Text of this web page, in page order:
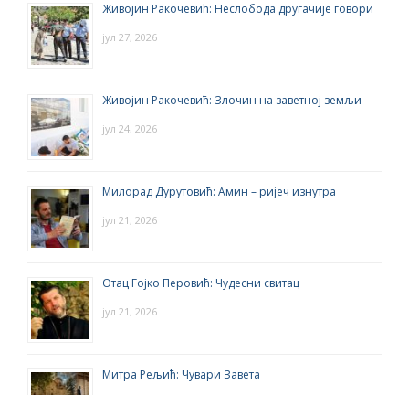
Живојин Ракочевић: Неслобода другачије говори
јул 27, 2026
Живојин Ракочевић: Злочин на заветној земљи
јул 24, 2026
Милорад Дурутовић: Амин – ријеч изнутра
јул 21, 2026
Отац Гојко Перовић: Чудесни свитац
јул 21, 2026
Митра Рељић: Чувари Завета